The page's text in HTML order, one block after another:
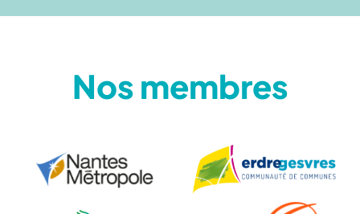
Nos membres